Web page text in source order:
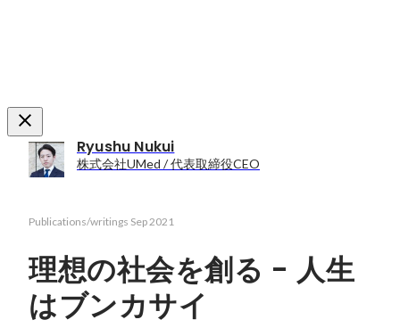
Ryushu Nukui
株式会社UMed / 代表取締役CEO
Publications/writings Sep 2021
理想の社会を創る - 人生
はブンカサイ